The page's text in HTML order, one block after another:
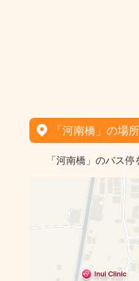
「河南橋」の場
「河南橋」のバス